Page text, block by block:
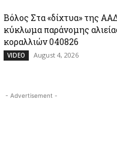
Βόλος Στα «δίχτυα» της
κύκλωμα παράνομης
κοραλλιών 040826
VIDEO August 4, 2026
- Advertisement -